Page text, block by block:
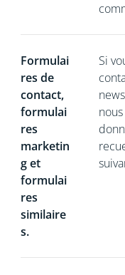
Formulai
res de
contact,
formulai
res
marketin
g et
formulai
res
similaire
s.
Si